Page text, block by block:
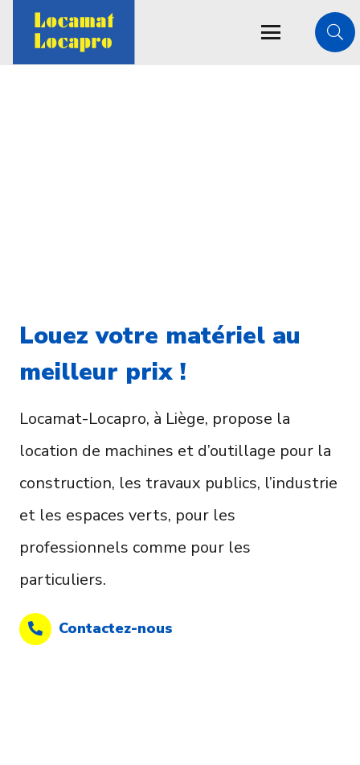
Louez votre matériel au
meilleur prix !
Locamat-Locapro, à Liège, propose la
location de machines et d’outillage pour la
construction, les travaux publics, l’industrie
et les espaces verts, pour les
professionnels comme pour les
particuliers.
Contactez-nous